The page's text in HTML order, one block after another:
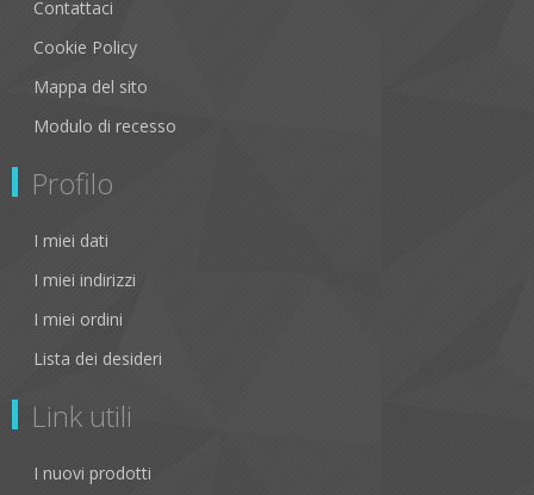
Contattaci
Cookie Policy
Mappa del sito
Modulo di recesso
Profilo
I miei dati
I miei indirizzi
I miei ordini
Lista dei desideri
Link utili
I nuovi prodotti